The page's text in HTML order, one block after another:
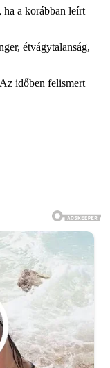
ha a korábban leírt
étvágytalanság,
időben felismert